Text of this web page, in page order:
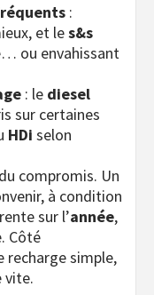
:
et les&s
ou envahissant
: le diesel
sur certaines
HDi selon
compromis. Un
à condition
sur l’année,
Côté
recharge simple,
vite.